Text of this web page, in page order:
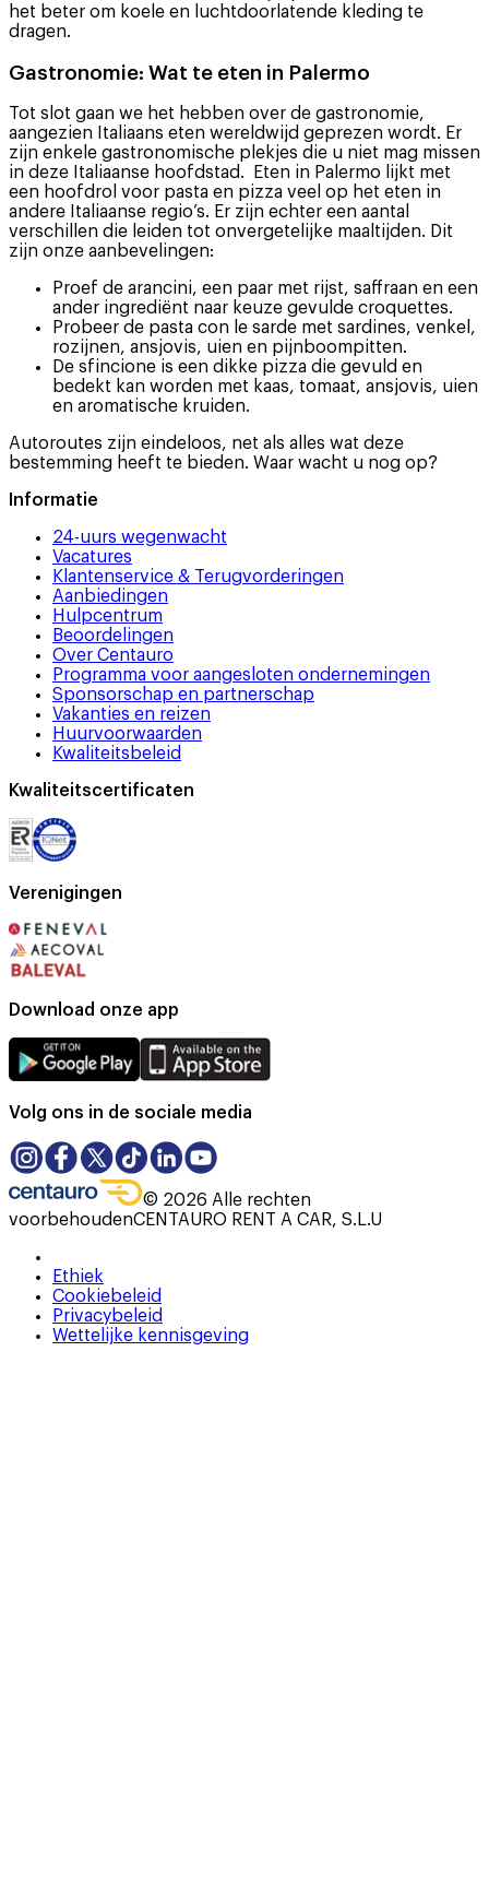
het beter om koele en luchtdoorlatende kleding te
dragen.
Gastronomie: Wat te eten in Palermo
Tot slot gaan we het hebben over de gastronomie,
aangezien Italiaans eten wereldwijd geprezen wordt. Er
zijn enkele gastronomische plekjes die u niet mag missen
in deze Italiaanse hoofdstad. Eten in Palermo lijkt met
een hoofdrol voor pasta en pizza veel op het eten in
andere Italiaanse regio’s. Er zijn echter een aantal
verschillen die leiden tot onvergetelijke maaltijden. Dit
zijn onze aanbevelingen:
Proef de arancini, een paar met rijst, saffraan en een
ander ingrediënt naar keuze gevulde croquettes.
Probeer de pasta con le sarde met sardines, venkel,
rozijnen, ansjovis, uien en pijnboompitten.
De sfincione is een dikke pizza die gevuld en
bedekt kan worden met kaas, tomaat, ansjovis, uien
en aromatische kruiden.
Autoroutes zijn eindeloos, net als alles wat deze
bestemming heeft te bieden. Waar wacht u nog op?
Informatie
24-uurs wegenwacht
Vacatures
Klantenservice & Terugvorderingen
Aanbiedingen
Hulpcentrum
Beoordelingen
Over Centauro
Programma voor aangesloten ondernemingen
Sponsorschap en partnerschap
Vakanties en reizen
Huurvoorwaarden
Kwaliteitsbeleid
Kwaliteitscertificaten
Verenigingen
Download onze app
Volg ons in de sociale media
© 2026 Alle rechten
voorbehoudenCENTAURO RENT A CAR, S.L.U
Ethiek
Cookiebeleid
Privacybeleid
Wettelijke kennisgeving